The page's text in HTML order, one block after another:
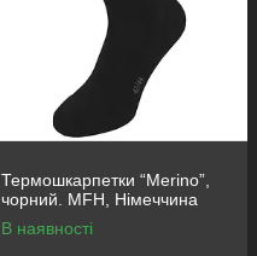
Термошкарпетки “Merino”,
чорний. MFH, Німеччина
В наявності